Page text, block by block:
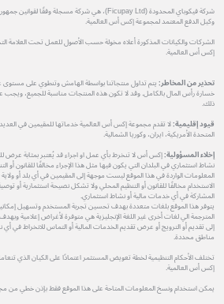
وكيل الدفع المعتمد لمجموعة إكس أس العالمية.
الشركات والكيانات المذكورة أعلاه مخولة حسب الأصول للعمل تحت العلامة
إكس أس العالمية.
تحذير من المخاطر:يتم تداول منتجاتنا بواسطة الهامش وتنطوي على
خسارة رأس المال بالكامل. وقد لا تكون هذه المنتجات مناسبة للجميع، ويجب
ذلك.
قيود إقليمية:لا تقدم مجموعة إكس أس العالمية خدماتها للمقيمين في
المتحدة الأمريكية، ايران، وكوريا الشمالية.
إخلاء المسؤولية:إكس أس لا تنخرط بأي عمل او اجراء قد يُعتبر بمثابة عرض
نشاط استثماري في البلدان التي يكون فيها مثل هذا الإجراء مخالفًا للقانون أو
المعلومات الواردة في هذا الموقع ليست موجهة إلى المقيمين في أي بلد أو
الاستخدام مخالفًا للقانون أو التنظيم المحلي ولا تشكل نصيحة استثمارية أو
المشاركة في أي خدمات مالية أو نشاط استثماري.
يتوفر هذا الموقع بلغات متعددة بهدف تحسين تجربة المستخدم وتسهيل
المترجمة الي لغات أخرى غير اللغة الإنجليزية هي متوفرة لأغراض إعلامية
إلى تقديم أو الترويج أو عرض تقديم الخدمات المالية أو التماس للانخراط في
مناطق محددة.
تختلف الأحكام التنظيمية لخطة تعويض المستثمر اعتمادًا على الكيان الذي
إكس أس العالمية.
يمكن استخدام ونسخ المعلومات المتاحة على هذا الموقع فقط بإذن خطي من